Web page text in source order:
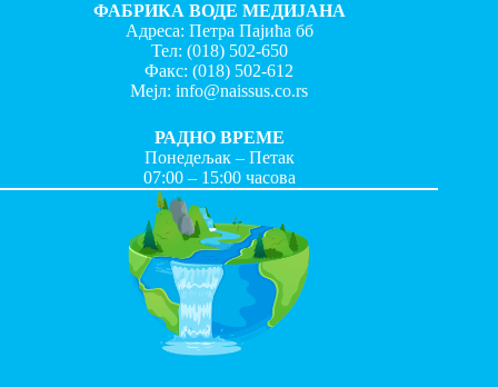
ФАБРИКА ВОДЕ МЕДИЈАНА
Адреса: Петра Пајића бб
Тел: (018) 502-650
Факс:(018) 502-612
Мејл:info@naissus.co.rs
РАДНО ВРЕМЕ
Понедељак – Петак
07:00 – 15:00 часова